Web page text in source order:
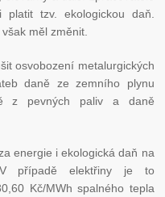
platit tzv. ekologickou daň.
měl změnit.
osvobození metalurgických
daně ze zemního plynu
z pevných paliv a daně
energie i ekologická daň na
V případě elektřiny je to
Kč/MWh spalného tepla